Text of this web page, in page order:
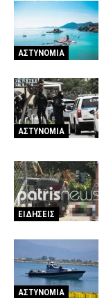
ΑΣΤΥΝΟΜΙΑ
ΑΣΤΥΝΟΜΙΑ
ΕΙΔΗΣΕΙΣ
ΑΣΤΥΝΟΜΙΑ